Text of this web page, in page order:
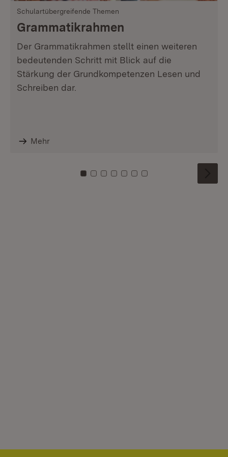
Schulartübergreifende Themen
Grammatikrahmen
Der Grammatikrahmen stellt einen weiteren
bedeutenden Schritt mit Blick auf die
Stärkung der Grundkompetenzen Lesen und
Schreiben dar.
Mehr
Zu Kachel: 0
Zu Kachel: 1
Zu Kachel: 2
Zu Kachel: 3
Zu Kachel: 4
Zu Kachel: 5
Zu Kachel: 6